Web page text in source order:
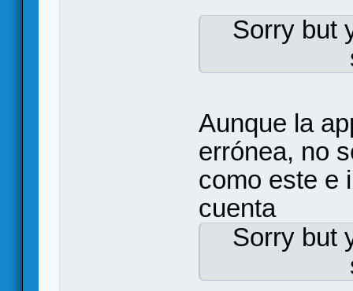
Sorry but
Aunque la
errónea, no
como este e
cuenta
Sorry but